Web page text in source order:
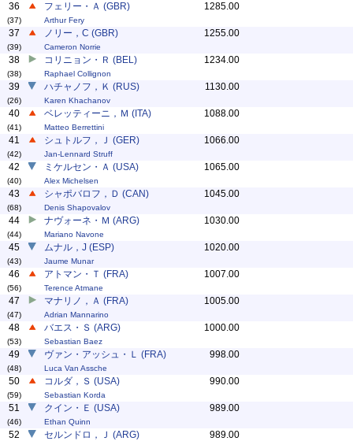
36
(37)
フェリー・Ａ (GBR)
Arthur Fery
1285.00
37
(39)
ノリー，C (GBR)
Cameron Norrie
1255.00
38
(38)
コリニョン・Ｒ (BEL)
Raphael Collignon
1234.00
39
(26)
ハチャノフ，Ｋ (RUS)
Karen Khachanov
1130.00
40
(41)
ベレッティーニ，Ｍ (ITA)
Matteo Berrettini
1088.00
41
(42)
シュトルフ，Ｊ (GER)
Jan-Lennard Struff
1066.00
42
(40)
ミケルセン・Ａ (USA)
Alex Michelsen
1065.00
43
(68)
シャポバロフ，Ｄ (CAN)
Denis Shapovalov
1045.00
44
(44)
ナヴォーネ・Ｍ (ARG)
Mariano Navone
1030.00
45
(43)
ムナル，J (ESP)
Jaume Munar
1020.00
46
(56)
アトマン・Ｔ (FRA)
Terence Atmane
1007.00
47
(47)
マナリノ，Ａ (FRA)
Adrian Mannarino
1005.00
48
(53)
バエス・Ｓ (ARG)
Sebastian Baez
1000.00
49
(48)
ヴァン・アッシュ・Ｌ (FRA)
Luca Van Assche
998.00
50
(59)
コルダ，Ｓ (USA)
Sebastian Korda
990.00
51
(46)
クイン・Ｅ (USA)
Ethan Quinn
989.00
52 セルンドロ，Ｊ (ARG) 989.00